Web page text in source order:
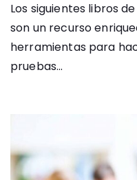
Los siguientes libros
son un recurso
herramientas para
pruebas...